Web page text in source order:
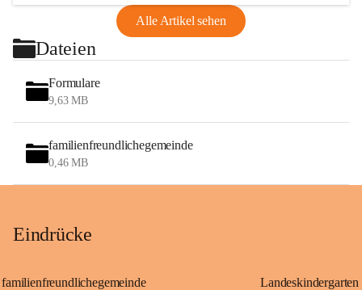
Alle Artikel sehen
Dateien
Formulare
9,63 MB
familienfreundlichegemeinde
0,46 MB
Eindrücke
familienfreundlichegemeinde